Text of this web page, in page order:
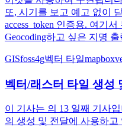
또, 시기를 보고 예고 없이
access_token 인증용. 여기
Geocoding하고 싶은 지명
GISfoss4g벡터 타일mapbox
벡터/래스터 타일 생성
이 기사는 의 13 일째 기사
의 생성 및 전달에 사용하